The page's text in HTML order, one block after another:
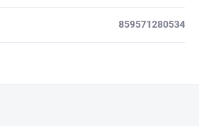
859571280534